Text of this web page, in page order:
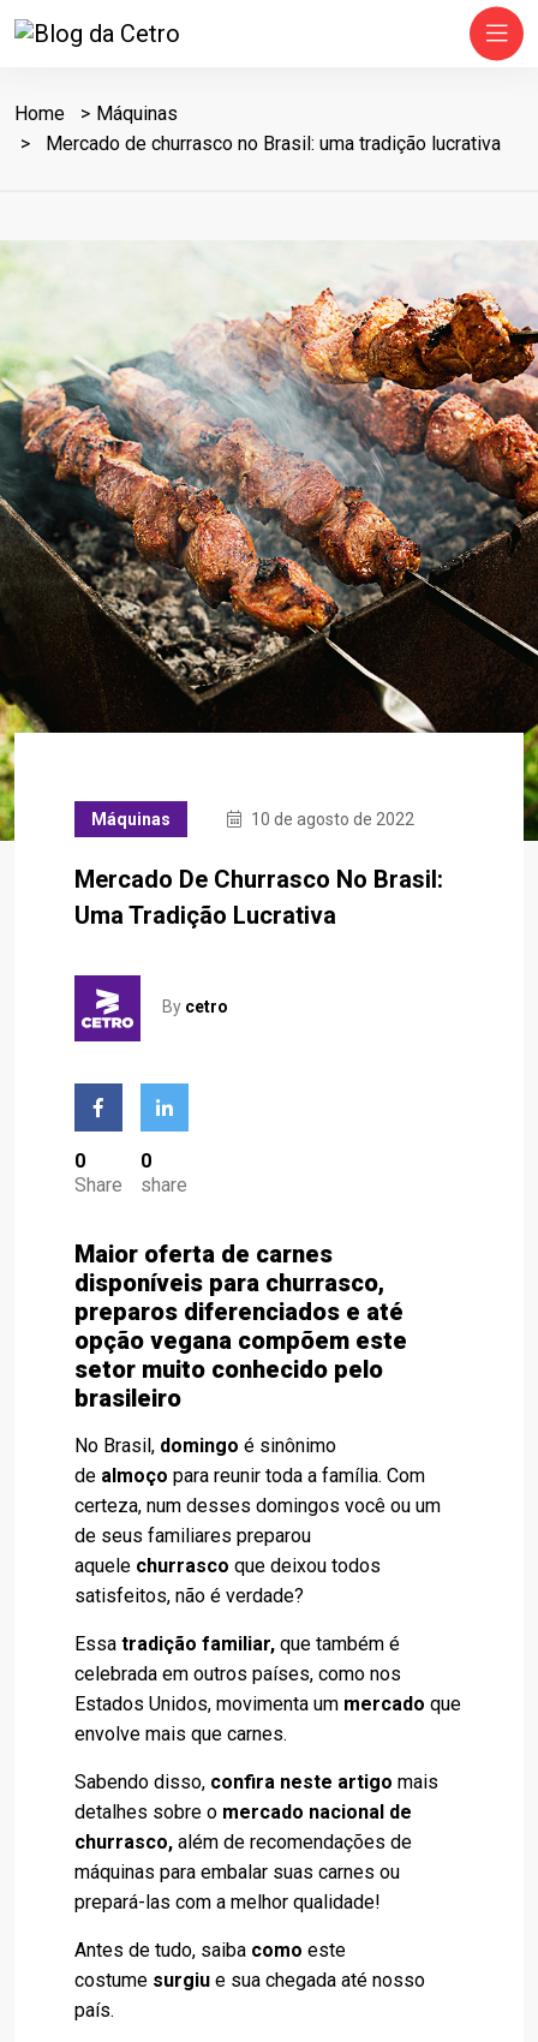
Home
Máquinas
Mercado de churrasco no Brasil: uma tradição lucrativa
Máquinas 10 de agosto de 2022
Mercado De Churrasco No Brasil:
Uma Tradição Lucrativa
By cetro
0
Share
0
share
Maior oferta de carnes
disponíveis para churrasco,
preparos diferenciados e até
opção vegana compõem este
setor muito conhecido pelo
brasileiro
No Brasil, domingo é sinônimo
de almoço para reunir toda a família. Com
certeza, num desses domingos você ou um
de seus familiares preparou
aquele churrasco que deixou todos
satisfeitos, não é verdade?
Essa tradição familiar, que também é
celebrada em outros países, como nos
Estados Unidos, movimenta um mercado que
envolve mais que carnes.
Sabendo disso, confira neste artigo mais
detalhes sobre o mercado nacional de
churrasco, além de recomendações de
máquinas para embalar suas carnes ou
prepará-las com a melhor qualidade!
Antes de tudo, saiba como este
costume surgiu e sua chegada até nosso
país.